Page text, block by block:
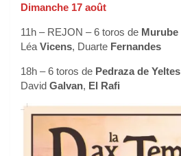
Dimanche 17 août
11h – REJON – 6 toros de Murube
Léa Vicens, Duarte Fernandes
18h – 6 toros de Pedraza de Yeltes
David Galvan, El Rafi